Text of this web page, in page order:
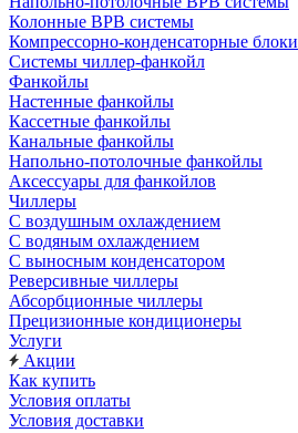
Колонные ВРВ системы
Компрессорно-конденсаторные блоки
Системы чиллер-фанкойл
Фанкойлы
Настенные фанкойлы
Кассетные фанкойлы
Канальные фанкойлы
Напольно-потолочные фанкойлы
Аксессуары для фанкойлов
Чиллеры
С воздушным охлаждением
С водяным охлаждением
С выносным конденсатором
Реверсивные чиллеры
Абсорбционные чиллеры
Прецизионные кондиционеры
Услуги
Акции
Как купить
Условия оплаты
Условия доставки